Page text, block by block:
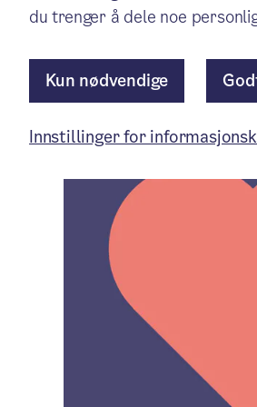
Aktuelt / Publisert: 22.08.2025
Av Bydel Grorud
du trenger å dele noe
Kun nødvendige
Innstillinger for